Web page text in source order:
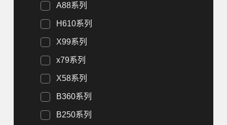
A88系列
H610系列
X99系列
x79系列
X58系列
B360系列
B250系列